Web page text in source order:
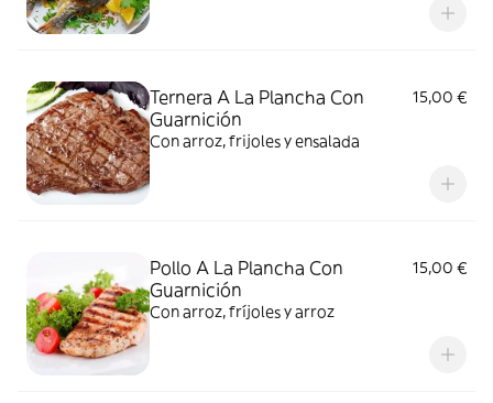
Ternera A La Plancha Con
Guarnición
15,00 €
Con arroz, frijoles y ensalada
Pollo A La Plancha Con
Guarnición
15,00 €
Con arroz, fríjoles y arroz